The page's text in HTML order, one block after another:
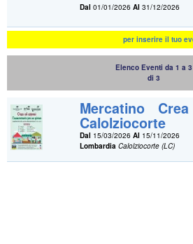
Dal 01/01/2026Al 31/12/2026
per inserire il tuo
Elenco Eventi da 1 a 3
di 3
Mercatino
Calolziocorte
Dal 15/03/2026Al 15/11/2026
Lombardia Calolziocorte (LC)